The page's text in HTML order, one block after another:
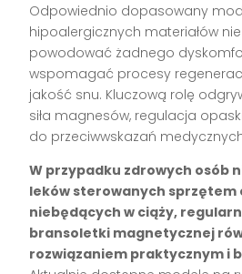
Odpowiednio dopasowany
hipoalergicznych materiałów
powodować żadnego
wspomagać procesy
jakość snu. Kluczową rolę
siła magnesów, regulacja
do przeciwwskazań
W przypadku zdrowych osób
leków sterowanych
niebędących w ciąży,
bransoletki magnetycznej
rozwiązaniem praktycznym i